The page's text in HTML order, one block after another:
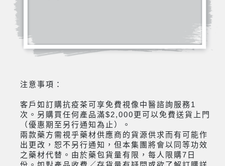
注意事項：
客戶如訂購抗疫茶可享免費視像中醫諮詢服務1
次。另購買任何產品滿$2,000更可以免費送貨上門
（優惠期至另行通知為止）。
兩款藥方需視乎藥材供應商的貨源供求而有可能作
出更改，恕不另行通知，但本集團將會以同等功效
之藥材代替。由於藥包貨量有限，每人限購7日